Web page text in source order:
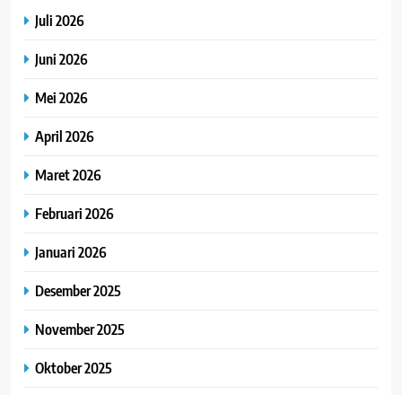
Juli 2026
Juni 2026
Mei 2026
April 2026
Maret 2026
Februari 2026
Januari 2026
Desember 2025
November 2025
Oktober 2025